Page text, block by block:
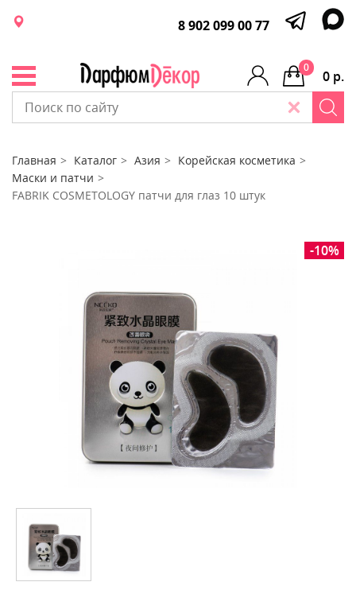
8 902 099 00 77
0 р.
0
Главная Каталог Азия
Корейская косметика
Маски и патчи
FABRIK COSMETOLOGY патчи для глаз 10 штук
-10%